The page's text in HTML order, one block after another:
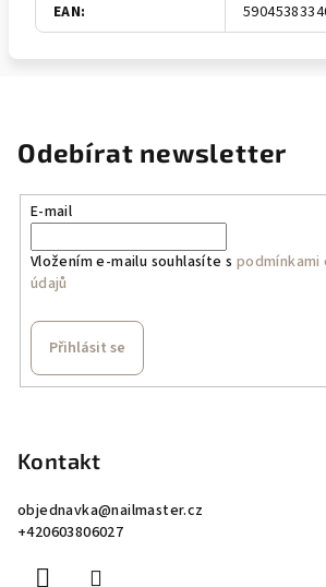
EAN:
Odebírat newsletter
E-mail
Vložením e-mailu souhlasíte s podmínkami
údajů
Přihlásit se
Kontakt
objednavka@nailmaster.cz
+420603806027